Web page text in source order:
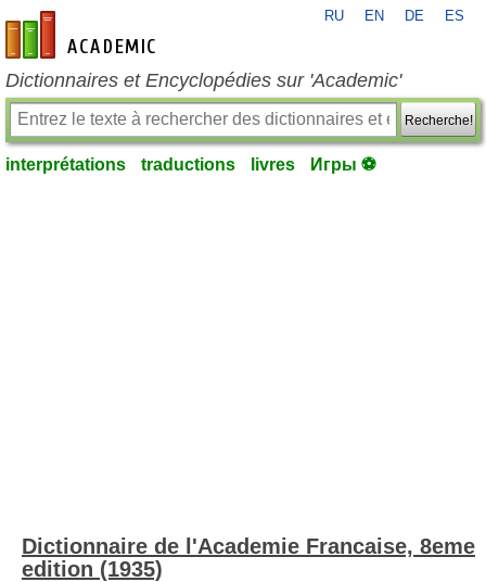
fr-academic.com
RU EN DE ES
Dictionnaires et Encyclopédies sur 'Academic'
Recherche!
interprétations traductions livres Игры ⚽
Dictionnaire de l'Academie Francaise, 8eme
edition (1935)